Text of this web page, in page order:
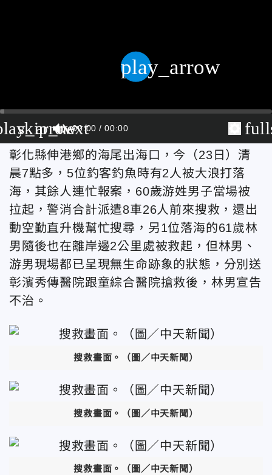
skip_next
00:00 00:00
play_arrow
彰化縣伸港鄉的海尾出海口，今（23日）清
晨7點多，5位釣客釣魚時有2人被大浪打落
海，其餘人連忙報案，60歲游姓男子當場被
拉起，警消合計派遣8車26人前來搜救，還出
動空勤直升機幫忙搜尋，另1位落海的61歲林
男隨後也在離岸邊2公里處被救起，但林男、
游男現場都已呈現無生命跡象的狀態，分別送
彰濱秀傳醫院跟童綜合醫院搶救後，林男宣告
不治。
搜救畫面。 （圖／中天新聞）
搜救畫面。 （圖／中天新聞）
搜救畫面。 （圖／中天新聞）